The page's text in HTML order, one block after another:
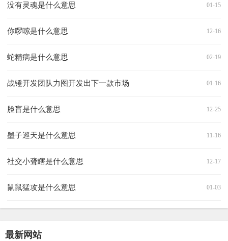
01-15
没有灵魂是什么意思
12-16
你啰嗦是什么意思
02-19
蛇精病是什么意思
01-16
战锤开发团队力图开发出下一款市场
12-25
脸盲是什么意思
11-16
墨子巡天是什么意思
12-17
社交小聋瞎是什么意思
01-03
鼠鼠猛攻是什么意思
最新网站